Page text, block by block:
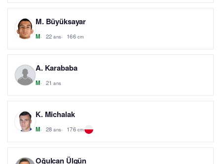
M. Büyüksayar
M 22 ans 166 cm
A. Karababa
M 21 ans
K. Michalak
M 28 ans 176 cm
Oğulcan Ülgün